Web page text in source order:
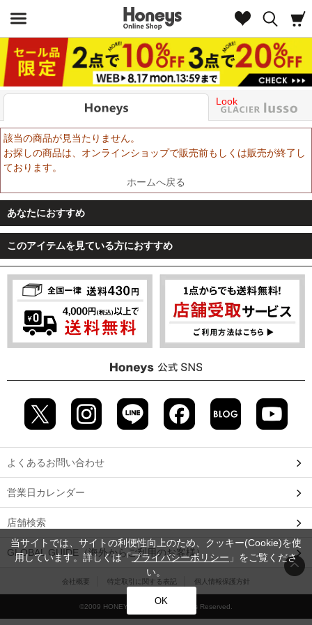
Look
該当の商品が見当たりません。
お探しの商品は、オンラインショップで販売前もしくは販売が終了し
ております。
ホームへ戻る
あなたにおすすめ
このアイテムを見ている方におすすめ
よくあるお問い合わせ
営業日カレンダー
店舗検索
GLOBAL GUIDE（海外からご利用のお客様）
会社概要 特定取引に関する表記 個人情報保護方針
©2009 HONEYS CO., LTD. All Rights Reserved.
当サイトでは、サイトの利便性向上のため、クッキー(Cookie)を使
用しています。詳しくは「プライバシーポリシー 」をご覧くださ
い。
OK